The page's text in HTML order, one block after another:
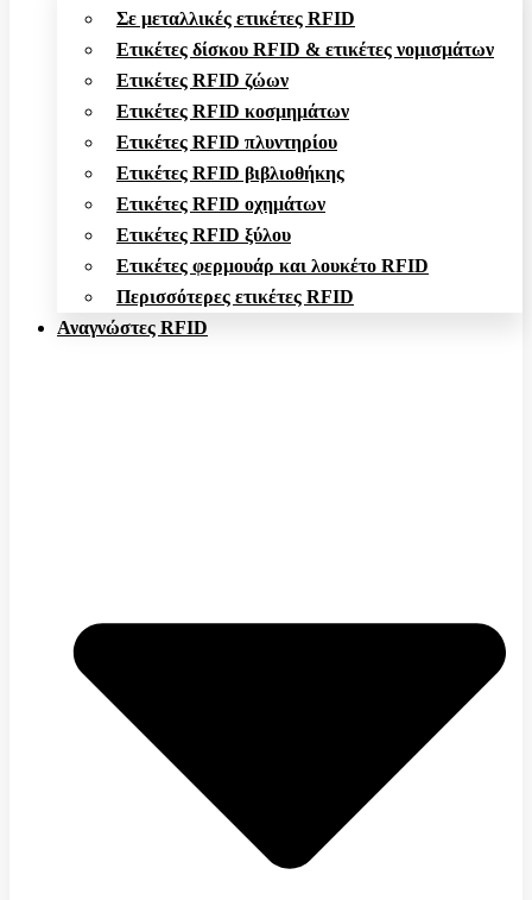
Σε μεταλλικές ετικέτες RFID
Ετικέτες δίσκου RFID & ετικέτες νομισμάτων
Ετικέτες RFID ζώων
Ετικέτες RFID κοσμημάτων
Ετικέτες RFID πλυντηρίου
Ετικέτες RFID βιβλιοθήκης
Ετικέτες RFID οχημάτων
Ετικέτες RFID ξύλου
Ετικέτες φερμουάρ και λουκέτο RFID
Περισσότερες ετικέτες RFID
Αναγνώστες RFID